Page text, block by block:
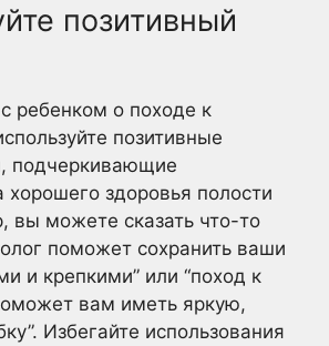
позитивный
ребенком о походе к
позитивные
подчеркивающие
здоровья полости
вы можете сказать что-то
поможет сохранить ваши
и крепкими” или “поход к
вам иметь яркую,
Избегайте использования